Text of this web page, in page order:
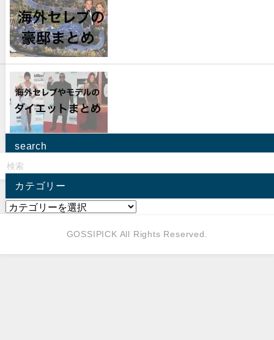
search
カテゴリー
GOSSIPICK All Rights Reserved.